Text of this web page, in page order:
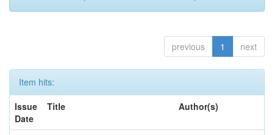
previous 1 next
Item hits:
Issue
Date
Title Author(s)